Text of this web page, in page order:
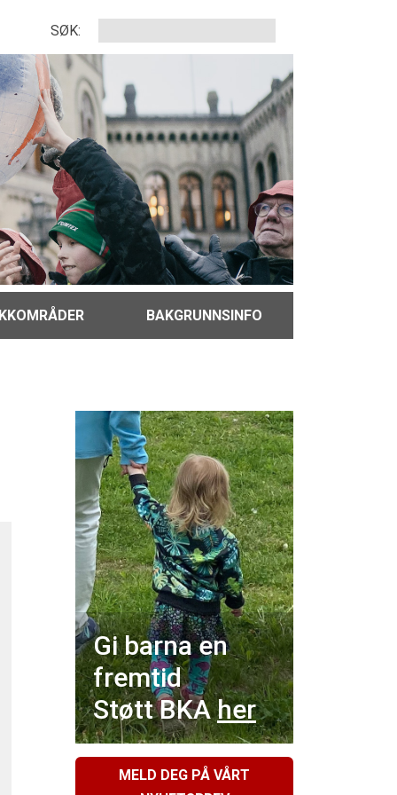
SØK:
BAKGRUNNSINFO
Gi barna en
fremtid
Støtt BKAher
MELD DEG PÅ VÅRT